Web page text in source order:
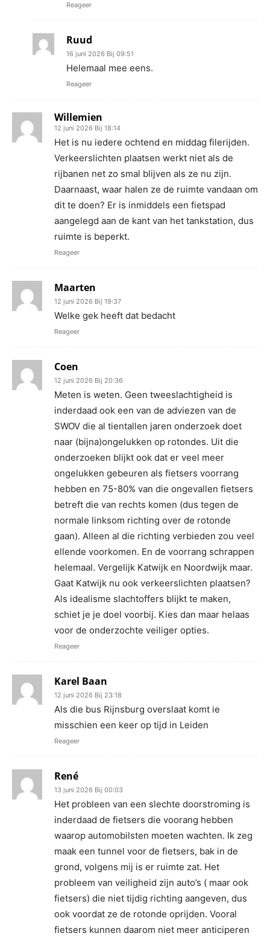
Reageer
Ruud
16 juni 2026 Bij 09:51
Helemaal mee eens.
Reageer
Willemien
12 juni 2026 Bij 18:14
Het is nu iedere ochtend en middag filerijden.
Verkeerslichten plaatsen werkt niet als de
rijbanen net zo smal blijven als ze nu zijn.
Daarnaast, waar halen ze de ruimte vandaan om
dit te doen? Er is inmiddels een fietspad
aangelegd aan de kant van het tankstation, dus
ruimte is beperkt.
Reageer
Maarten
12 juni 2026 Bij 19:37
Welke gek heeft dat bedacht
Reageer
Coen
12 juni 2026 Bij 20:36
Meten is weten. Geen tweeslachtigheid is
inderdaad ook een van de adviezen van de
SWOV die al tientallen jaren onderzoek doet
naar (bijna)ongelukken op rotondes. Uit die
onderzoeken blijkt ook dat er veel meer
ongelukken gebeuren als fietsers voorrang
hebben en 75-80% van die ongevallen fietsers
betreft die van rechts komen (dus tegen de
normale linksom richting over de rotonde
gaan). Alleen al die richting verbieden zou veel
ellende voorkomen. En de voorrang schrappen
helemaal. Vergelijk Katwijk en Noordwijk maar.
Gaat Katwijk nu ook verkeerslichten plaatsen?
Als idealisme slachtoffers blijkt te maken,
schiet je je doel voorbij. Kies dan maar helaas
voor de onderzochte veiliger opties.
Reageer
Karel Baan
12 juni 2026 Bij 23:18
Als die bus Rijnsburg overslaat komt ie
misschien een keer op tijd in Leiden
Reageer
René
13 juni 2026 Bij 00:03
Het probleen van een slechte doorstroming is
inderdaad de fietsers die voorang hebben
waarop automobilsten moeten wachten. Ik zeg
maak een tunnel voor de fietsers, bak in de
grond, volgens mij is er ruimte zat. Het
probleem van veiligheid zijn auto’s ( maar ook
fietsers) die niet tijdig richting aangeven, dus
ook voordat ze de rotonde oprijden. Vooral
fietsers kunnen daarom niet meer anticiperen